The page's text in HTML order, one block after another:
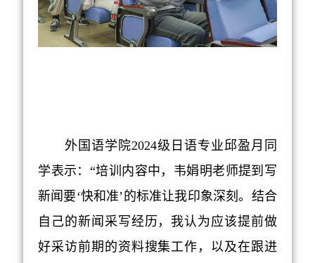
外国语学院2024级日语专业邱盈月同
学表示：“培训内容中，韦娟明老师提到写
新闻要‘快和准’的标准让我印象深刻。结合
自己的新闻采写经历，我认为应该提前做
好采访前期的资料搜集工作，以及在跟进